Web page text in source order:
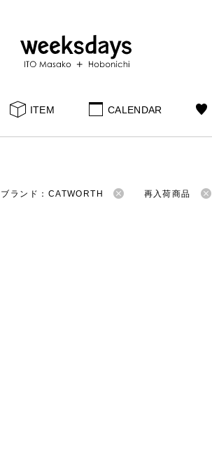
ITEM CALENDAR
ブランド：CATWORTH 再入荷商品